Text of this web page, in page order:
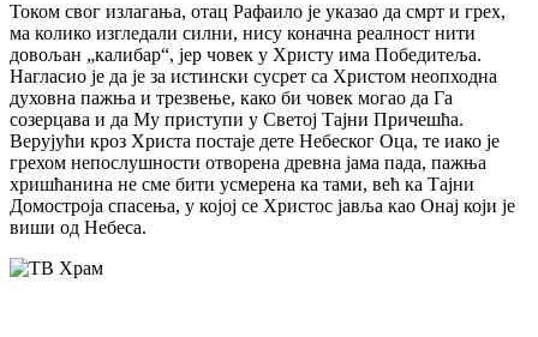
Током свог излагања, отац Рафаило је указао да смрт и грех,
ма колико изгледали силни, нису коначна реалност нити
довољан „калибар“, јер човек у Христу има Победитеља.
Нагласио је да је за истински сусрет са Христом неопходна
духовна пажња и трезвење, како би човек могао да Га
созерцава и да Му приступи у Светој Тајни Причешћа.
Верујући кроз Христа постаје дете Небеског Оца, те иако је
грехом непослушности отворена древна јама пада, пажња
хришћанина не сме бити усмерена ка тами, већ ка Тајни
Домостроја спасења, у којој се Христос јавља као Онај који је
виши од Небеса.